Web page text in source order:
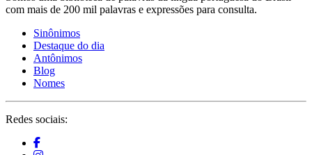
com mais de 200 mil palavras e expressões para consulta.
Sinônimos
Destaque do dia
Antônimos
Blog
Nomes
Redes sociais: